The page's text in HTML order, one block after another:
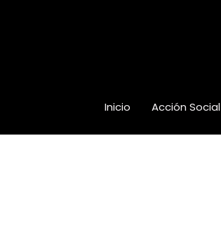
Inicio Acción Social